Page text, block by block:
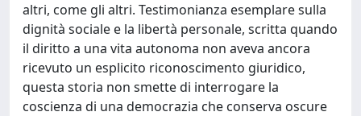
altri, come gli altri. Testimonianza esemplare sulla
dignità sociale e la libertà personale, scritta quando
il diritto a una vita autonoma non aveva ancora
ricevuto un esplicito riconoscimento giuridico,
questa storia non smette di interrogare la
coscienza di una democrazia che conserva oscure